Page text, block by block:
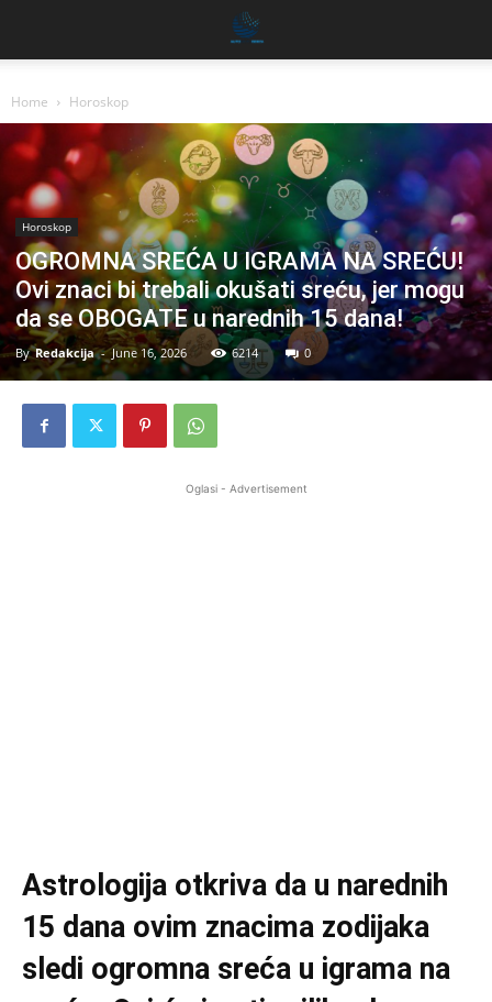
Home Horoskop
Horoskop
OGROMNA SREĆA U IGRAMA NA SREĆU!
Ovi znaci bi trebali okušati sreću, jer mogu
da se OBOGATE u narednih 15 dana!
By Redakcija - June 16, 2026 6214 0
Oglasi - Advertisement
Astrologija otkriva da u narednih
15 dana ovim znacima zodijaka
sledi ogromna sreća u igrama na